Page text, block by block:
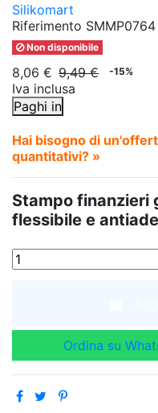
Silikomart
Riferimento SMMP0764
Non disponibile
8,06 € 9,49 € -15%
Iva inclusa
Paghi in
Hai bisogno di
quantitativi? »
Stampo finanzieri
flessibile e
Ordina su